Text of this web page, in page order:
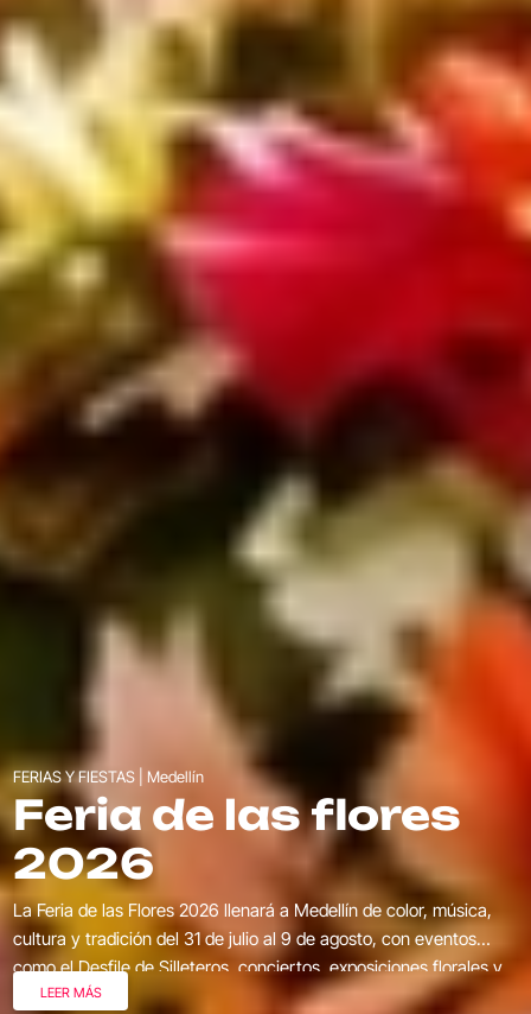
FERIAS Y FIESTAS | Medellín
Feria de las flores
2026
La Feria de las Flores 2026 llenará a Medellín de color, música,
cultura y tradición del 31 de julio al 9 de agosto, con eventos
como el Desfile de Silleteros, conciertos, exposiciones florales y
actividades para toda la familia.
LEER MÁS